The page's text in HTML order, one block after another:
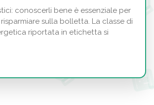
conoscerli bene è essenziale per
sulla bolletta. La classe di
riportata in etichetta si